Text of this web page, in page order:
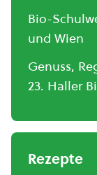
Bio-
und Wien
Genuss,
23. Haller
Rezepte